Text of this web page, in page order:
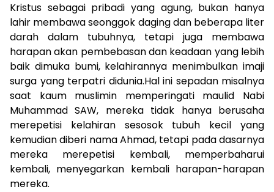
Kristus sebagai pribadi yang agung, bukan hanya
lahir membawa seonggok daging dan beberapa liter
darah dalam tubuhnya, tetapi juga membawa
harapan akan pembebasan dan keadaan yang lebih
baik dimuka bumi, kelahirannya menimbulkan imaji
surga yang terpatri didunia.Hal ini sepadan misalnya
saat kaum muslimin memperingati maulid Nabi
Muhammad SAW, mereka tidak hanya berusaha
merepetisi kelahiran sesosok tubuh kecil yang
kemudian diberi nama Ahmad, tetapi pada dasarnya
mereka merepetisi kembali, memperbaharui
kembali, menyegarkan kembali harapan-harapan
mereka.